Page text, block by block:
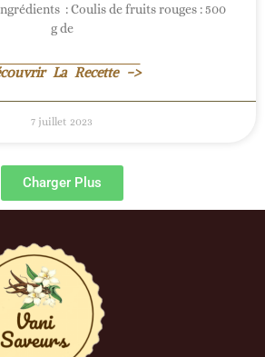
: Coulis de fruits rouges : 500
g de
La Recette ->
7 juillet 2023
Charger Plus